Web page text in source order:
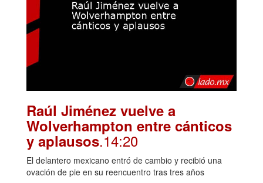
Raúl Jiménez vuelve a
Wolverhampton entre cánticos
y aplausos.14:20
El delantero mexicano entró de cambio y recibió una
ovación de pie en su reencuentro tras tres años